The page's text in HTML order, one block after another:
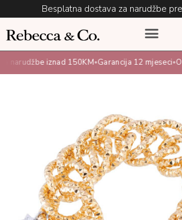
Besplatna dostava za narudžbe
iznad 150KM•Garancija 12 mjeseci•